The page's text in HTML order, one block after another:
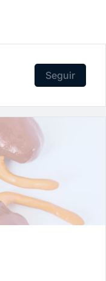
Seguir